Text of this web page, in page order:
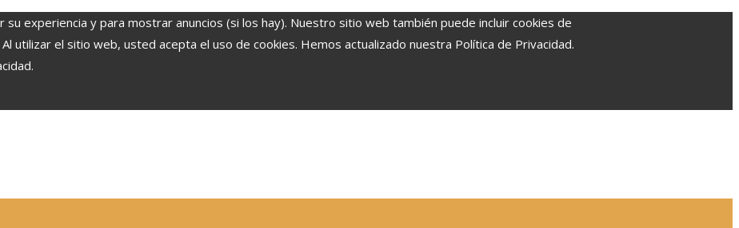
experiencia y para mostrar anuncios (si los hay). Nuestro sitio web también puede incluir cookies de
utilizar el sitio web, usted acepta el uso de cookies. Hemos actualizado nuestra Política de Privacidad.